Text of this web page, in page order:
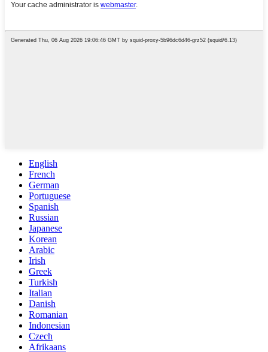
English
French
German
Portuguese
Spanish
Russian
Japanese
Korean
Arabic
Irish
Greek
Turkish
Italian
Danish
Romanian
Indonesian
Czech
Afrikaans